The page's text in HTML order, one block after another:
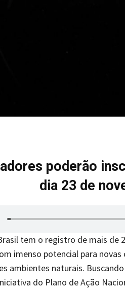
poderão
dia 23 de
tem o registro de mais de
imenso potencial para
ambientes naturais.
do Plano de Ação